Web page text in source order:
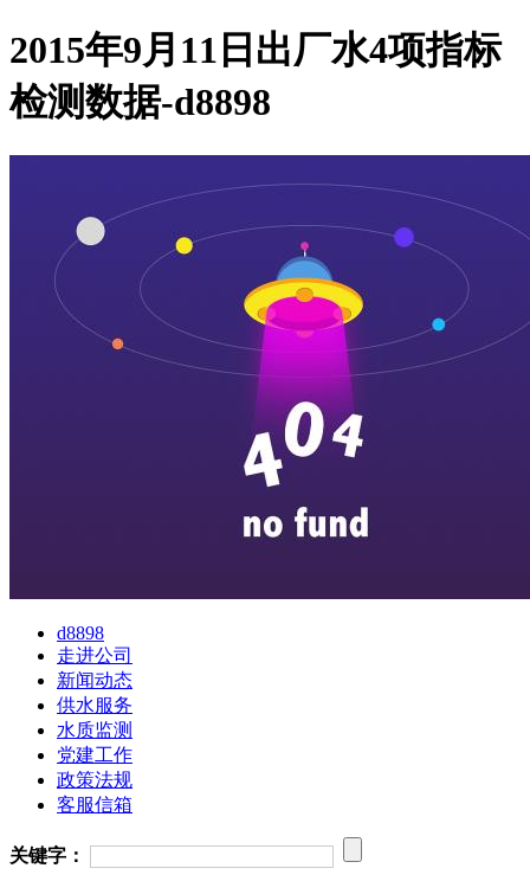
2015年9月11日出厂水4项指标
检测数据-d8898
d8898
走进公司
新闻动态
供水服务
水质监测
党建工作
政策法规
客服信箱
关键字：